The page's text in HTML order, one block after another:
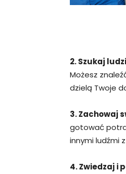
2. Szukaj
Możesz
dzielą Twoje
3. Zachowaj
gotować
innymi ludźmi
4. Zwiedzaj i